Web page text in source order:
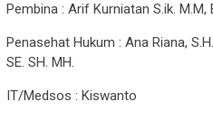
Pembina : Arif Kurniatan S.ik.
Penasehat Hukum : Ana Riana,
SE. SH. MH.
IT/Medsos : Kiswanto